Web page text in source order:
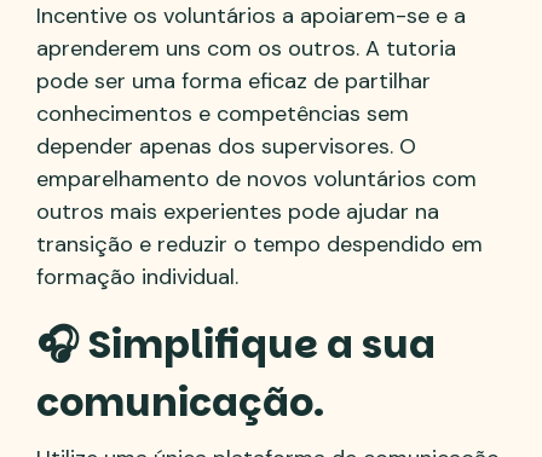
Incentive os voluntários a apoiarem-se e a
aprenderem uns com os outros. A tutoria
pode ser uma forma eficaz de partilhar
conhecimentos e competências sem
depender apenas dos supervisores. O
emparelhamento de novos voluntários com
outros mais experientes pode ajudar na
transição e reduzir o tempo despendido em
formação individual.
🎧 Simplifique a sua
comunicação.